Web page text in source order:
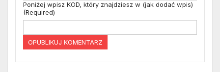
Poniżej wpisz KOD, który znajdziesz w (jak dodać wpis)
(Required)